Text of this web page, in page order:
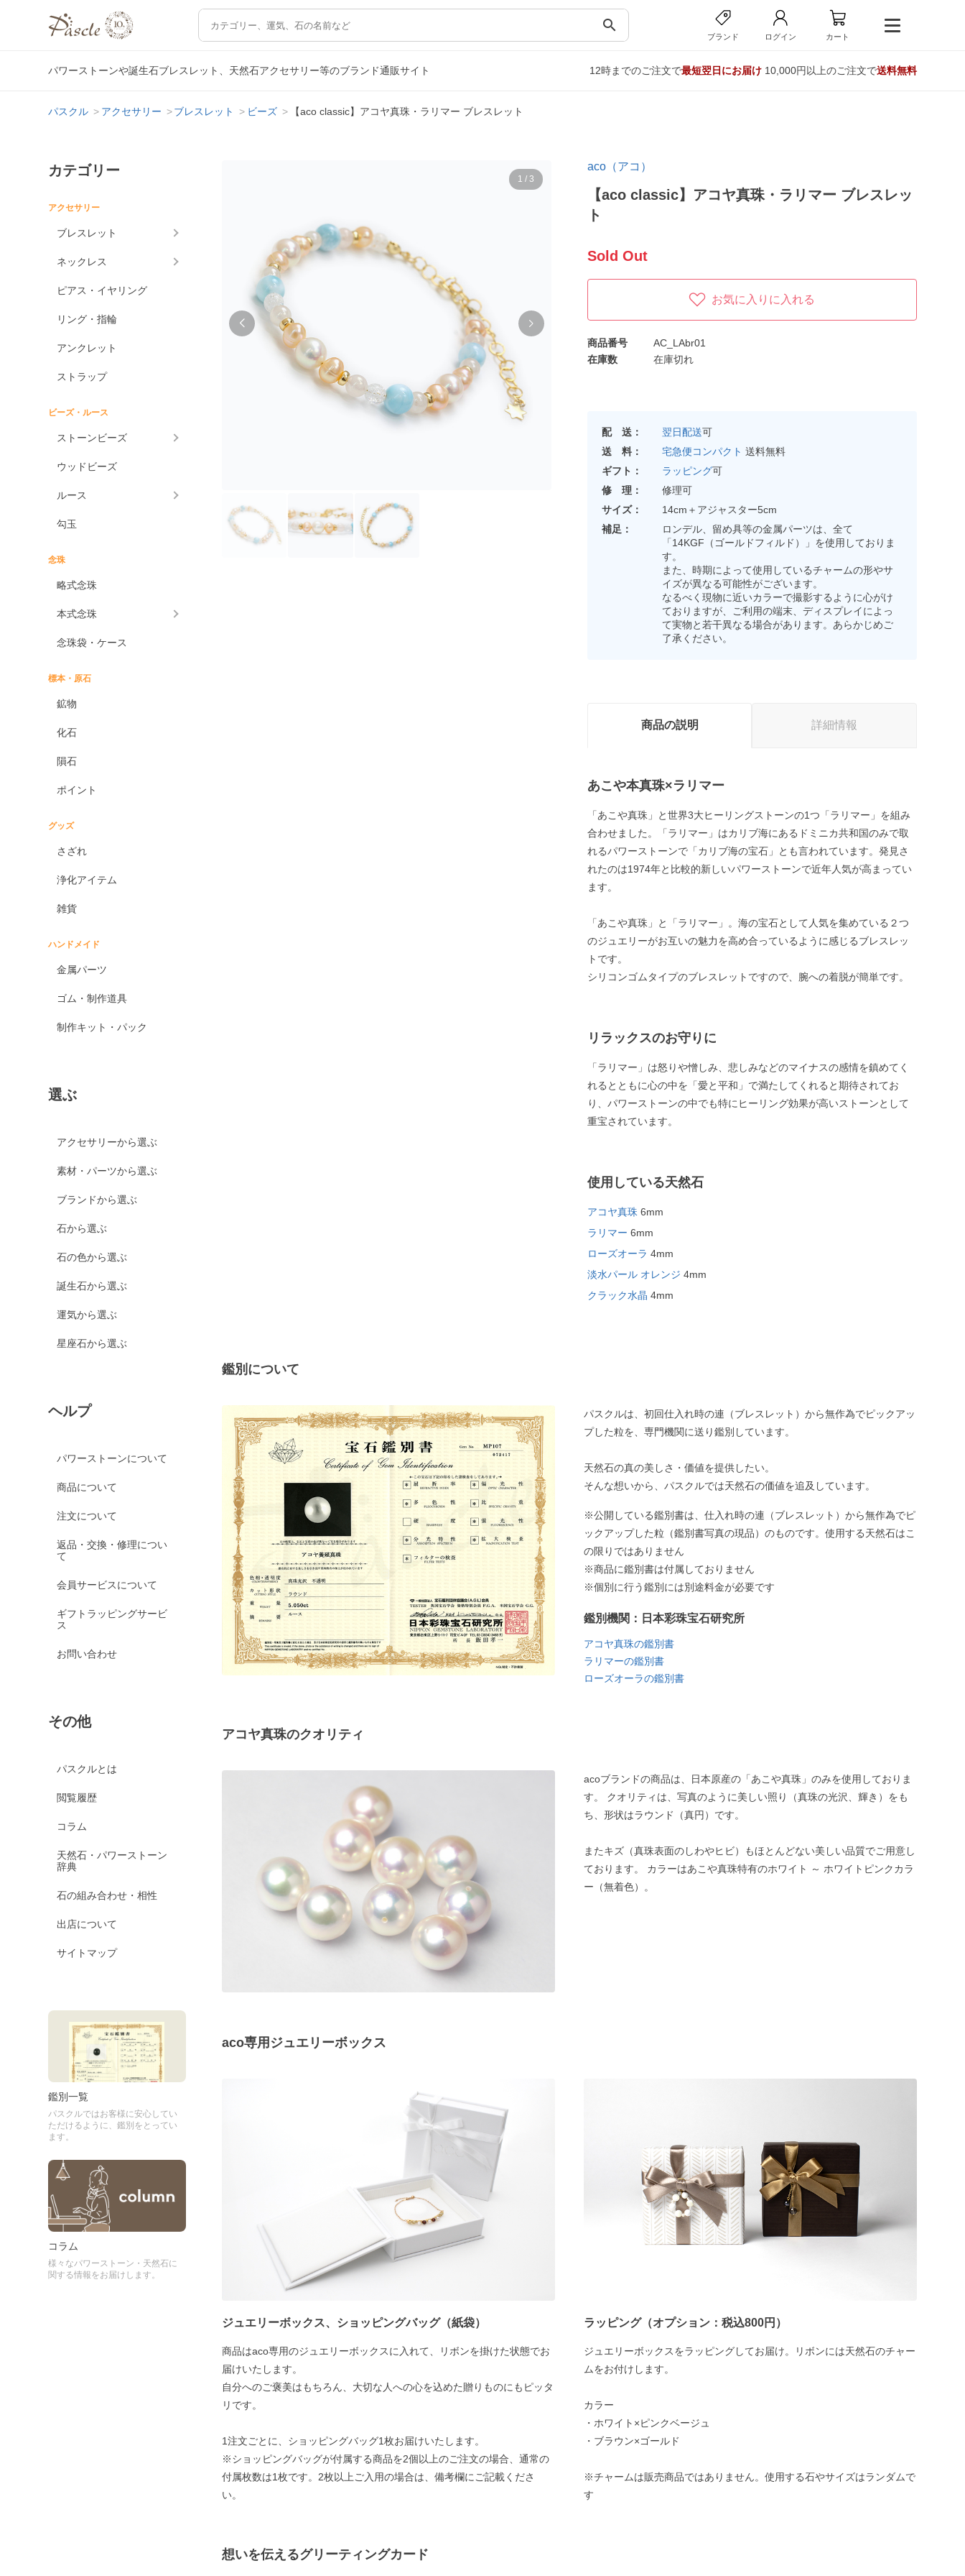
search
ブランド ログイン カート
パワーストーンや誕生石ブレスレット、天然石アクセサリー等のブランド通販サイト 12時までのご注文で最短翌日にお届け10,000円以上のご注文で送料無料
パスクル アクセサリー ブレスレット ビーズ 【aco classic】アコヤ真珠・ラリマー ブレスレット
カテゴリー
アクセサリー
ブレスレット
ネックレス
ピアス・イヤリング
リング・指輪
アンクレット
ストラップ
ビーズ・ルース
ストーンビーズ
ウッドビーズ
ルース
勾玉
念珠
略式念珠
本式念珠
念珠袋・ケース
標本・原石
鉱物
化石
隕石
ポイント
グッズ
さざれ
浄化アイテム
雑貨
ハンドメイド
金属パーツ
ゴム・制作道具
制作キット・パック
選ぶ
アクセサリーから選ぶ
素材・パーツから選ぶ
ブランドから選ぶ
石から選ぶ
石の色から選ぶ
誕生石から選ぶ
運気から選ぶ
星座石から選ぶ
ヘルプ
パワーストーンについて
商品について
注文について
返品・交換・修理につい
て
会員サービスについて
ギフトラッピングサービ
ス
お問い合わせ
その他
パスクルとは
閲覧履歴
コラム
天然石・パワーストーン
辞典
石の組み合わせ・相性
出店について
サイトマップ
鑑別一覧
パスクルではお客様に安心してい
ただけるように、鑑別をとってい
ます。
コラム
様々なパワーストーン・天然石に
関する情報をお届けします。
1 / 3
aco（アコ）
【aco classic】アコヤ真珠・ラリマー ブレスレッ
ト
Sold Out
お気に入りに入れる
商品番号
AC_LAbr01
在庫数
在庫切れ
配 送： 翌日配送可
送 料：
宅急便コンパクト 送料無料
ギフト：
ラッピング可
修 理：
修理可
サイズ：
14cm＋アジャスター5cm
補足：
ロンデル、留め具等の金属パーツは、全て
「14KGF（ゴールドフィルド）」を使用しておりま
す。
また、時期によって使用しているチャームの形やサ
イズが異なる可能性がございます。
なるべく現物に近いカラーで撮影するように心がけ
ておりますが、ご利用の端末、ディスプレイによっ
て実物と若干異なる場合があります。あらかじめご
了承ください。
商品の説明 詳細情報
あこや本真珠×ラリマー
「あこや真珠」と世界3大ヒーリングストーンの1つ「ラリマー」を組み
合わせました。「ラリマー」はカリブ海にあるドミニカ共和国のみで取
れるパワーストーンで「カリブ海の宝石」とも言われています。発見さ
れたのは1974年と比較的新しいパワーストーンで近年人気が高まってい
ます。
「あこや真珠」と「ラリマー」。海の宝石として人気を集めている２つ
のジュエリーがお互いの魅力を高め合っているように感じるブレスレッ
トです。
シリコンゴムタイプのブレスレットですので、腕への着脱が簡単です。
リラックスのお守りに
「ラリマー」は怒りや憎しみ、悲しみなどのマイナスの感情を鎮めてく
れるとともに心の中を「愛と平和」で満たしてくれると期待されてお
り、パワーストーンの中でも特にヒーリング効果が高いストーンとして
重宝されています。
使用している天然石
アコヤ真珠 6mm
ラリマー 6mm
ローズオーラ 4mm
淡水パール オレンジ 4mm
クラック水晶 4mm
鑑別について
パスクルは、初回仕入れ時の連（ブレスレット）から無作為でピックアッ
プした粒を、専門機関に送り鑑別しています。
天然石の真の美しさ・価値を提供したい。
そんな想いから、パスクルでは天然石の価値を追及しています。
※公開している鑑別書は、仕入れ時の連（ブレスレット）から無作為でピ
ックアップした粒（鑑別書写真の現品）のものです。使用する天然石はこ
の限りではありません
※商品に鑑別書は付属しておりません
※個別に行う鑑別には別途料金が必要です
鑑別機関：日本彩珠宝石研究所
アコヤ真珠の鑑別書
ラリマーの鑑別書
ローズオーラの鑑別書
アコヤ真珠のクオリティ
acoブランドの商品は、日本原産の「あこや真珠」のみを使用しておりま
す。 クオリティは、写真のように美しい照り（真珠の光沢、輝き）をも
ち、形状はラウンド（真円）です。
またキズ（真珠表面のしわやヒビ）もほとんどない美しい品質でご用意し
ております。 カラーはあこや真珠特有のホワイト ～ ホワイトピンクカラ
ー（無着色）。
aco専用ジュエリーボックス
ジュエリーボックス、ショッピングバッグ（紙袋）
商品はaco専用のジュエリーボックスに入れて、リボンを掛けた状態でお
届けいたします。
自分へのご褒美はもちろん、大切な人への心を込めた贈りものにもピッタ
リです。
1注文ごとに、ショッピングバッグ1枚お届けいたします。
※ショッピングバッグが付属する商品を2個以上のご注文の場合、通常の
付属枚数は1枚です。2枚以上ご入用の場合は、備考欄にご記載くださ
い。
ラッピング（オプション：税込800円）
ジュエリーボックスをラッピングしてお届け。リボンには天然石のチャー
ムをお付けします。
カラー
・ホワイト×ピンクベージュ
・ブラウン×ゴールド
※チャームは販売商品ではありません。使用する石やサイズはランダムで
す
想いを伝えるグリーティングカード